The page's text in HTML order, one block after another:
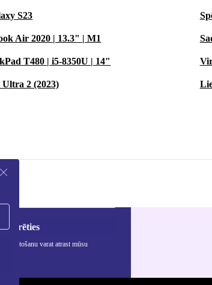
S23
Air 2020 | 13.3" | M1
T480 | i5-8350U | 14"
2 (2023)
izmantošanu varat atrast mūsu